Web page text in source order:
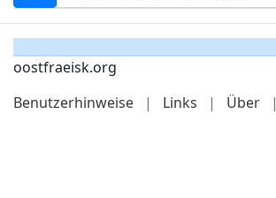
oostfraeisk.org
Benutzerhinweise
| Links | Über |